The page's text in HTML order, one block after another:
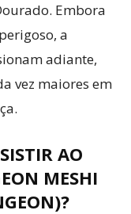
Embora
a
adiante,
vez maiores em
AO
MESHI